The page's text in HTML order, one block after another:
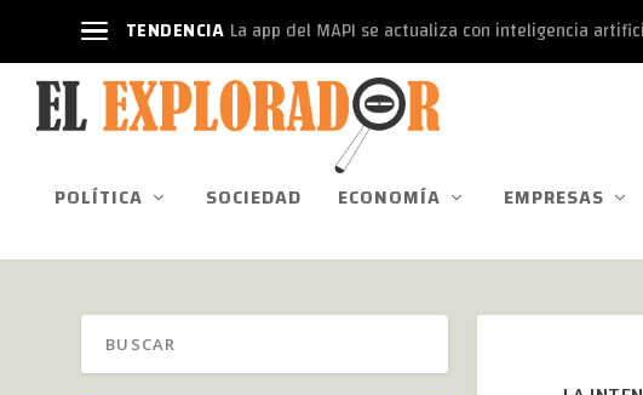
TENDENCIA La app del MAPI se actualiza con inteligencia
POLÍTICA SOCIEDAD ECONOMÍA EMPRESAS